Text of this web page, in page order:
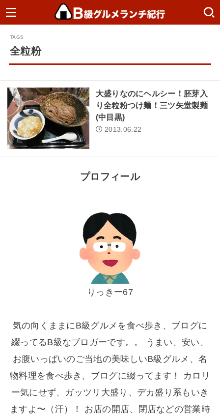
全粒粉
大盛りなのにヘルシー！胚芽入
り全粒粉つけ麺！三ツ矢堂製麺
(中目黒)
2013.06.22
プロフィール
りっきー67
気の向くままにB級グルメを食べ歩き、ブログに
綴ってるB級なブロガーです。。 うまい、安い、
お腹いっぱいのご当地の美味しいB級グルメ、名
物料理を食べ歩き、ブログに綴ってます！ カロリ
ー気にせず、ガッツリ大盛り、デカ盛り系もいき
ますよ〜（汗）！ お店の開店、閉店などの営業時